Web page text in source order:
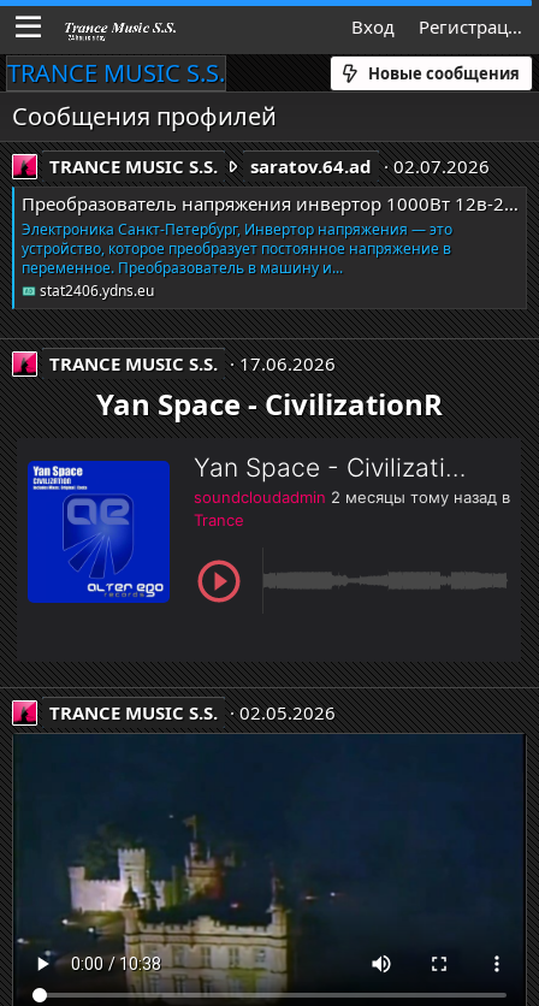
Вход Регистрация
TRANCE MUSIC S.S. Новые сообщения
Сообщения профилей
TRANCE MUSIC S.S. saratov.64.ad T
R
A
N
M
U
S
I
C
S
.
S
а
п
а
л
в
r
a
02.07.2026
Преобразователь напряжения инвертор 1000Вт 12в-220в Санкт-Петербург - saratov.64.ad
Электроника Санкт-Петербург, Инвертор напряжения — это
устройство, которое преобразует постоянное напряжение в
переменное. Преобразователь в машину и...
stat2406.ydns.eu
TRANCE MUSIC S.S. 17.06.2026
Yan Space - CivilizationR
TRANCE MUSIC S.S. 02.05.2026